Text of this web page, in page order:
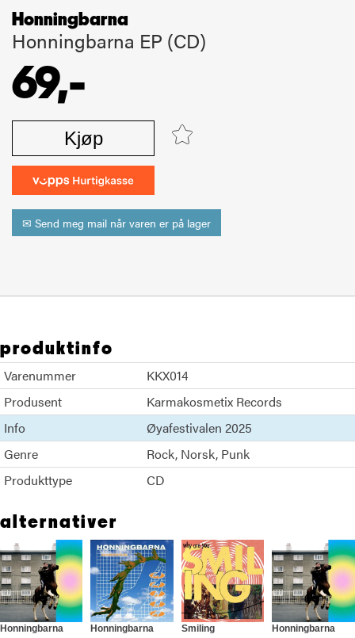
Honningbarna
Honningbarna EP (CD)
69,-
Kjøp
✉ Send meg mail når varen er på lager
produktinfo
Varenummer
KKX014
Produsent
Karmakosmetix Records
Info
Øyafestivalen 2025
Genre
Rock Norsk Punk
Produkttype
CD
alternativer
Honningbarna
Honningbarna
Smiling
Honningbarna